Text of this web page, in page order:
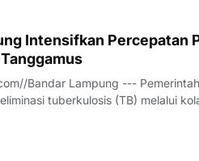
Intensifkan Percepatan
Bandar Lampung ---
tuberkulosis (TB) melalui
Koordinasi Tim Percepatan